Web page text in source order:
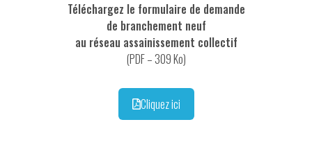
Téléchargez le formulaire de demande
de branchement neuf
au réseau assainissement collectif
(PDF – 309 Ko)
Cliquez ici